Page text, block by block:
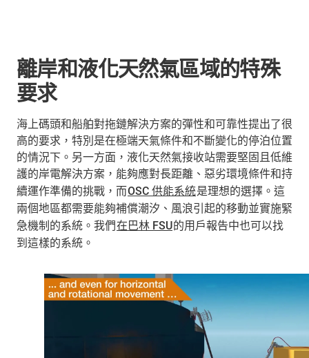
離岸和液化天然氣區域的特殊
要求
海上碼頭和船舶對拖鏈解決方案的彈性和可靠性提出了很
高的要求，特別是在極端天氣條件和不斷變化的停泊位置
的情況下。另一方面，液化天然氣接收站需要堅固且低維
護的岸電解決方案，能夠應對長距離、惡劣環境條件和持
續運作準備的挑戰，而OSC 供能系統是理想的選擇。這
兩個地區都需要能夠補償潮汐、風浪引起的移動並實施緊
急機制的系統。我們在巴林 FSU的用戶報告中也可以找
到這樣的系統。